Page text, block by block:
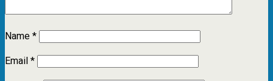
Name*
Email*